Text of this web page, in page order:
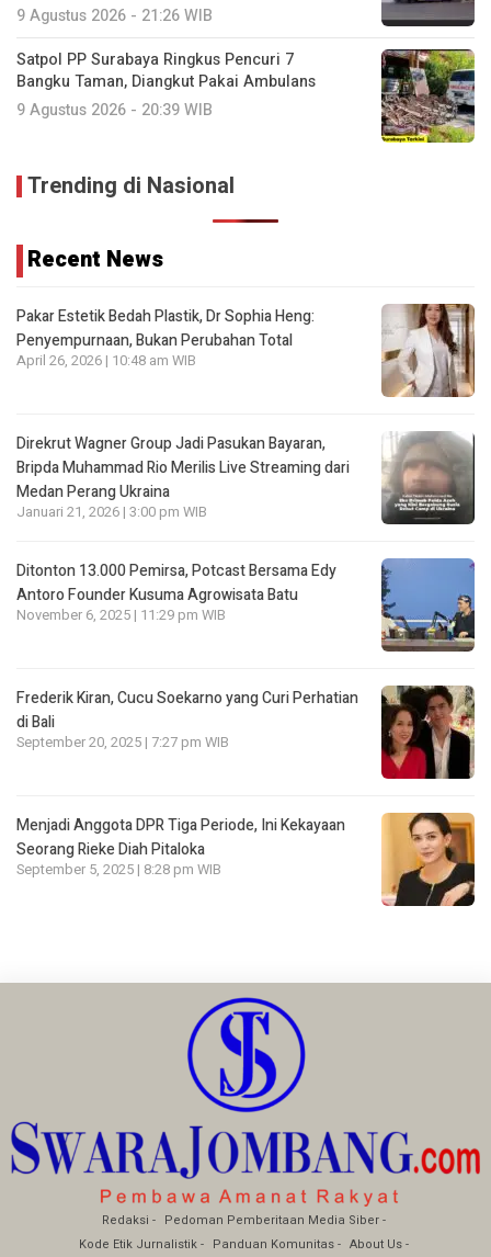
9 Agustus 2026 - 21:26 WIB
Satpol PP Surabaya Ringkus Pencuri 7
Bangku Taman, Diangkut Pakai Ambulans
9 Agustus 2026 - 20:39 WIB
Trending di Nasional
Recent News
Pakar Estetik Bedah Plastik, Dr Sophia Heng:
Penyempurnaan, Bukan Perubahan Total
April 26, 2026 | 10:48 am WIB
Direkrut Wagner Group Jadi Pasukan Bayaran,
Bripda Muhammad Rio Merilis Live Streaming dari
Medan Perang Ukraina
Januari 21, 2026 | 3:00 pm WIB
Ditonton 13.000 Pemirsa, Potcast Bersama Edy
Antoro Founder Kusuma Agrowisata Batu
November 6, 2025 | 11:29 pm WIB
Frederik Kiran, Cucu Soekarno yang Curi Perhatian
di Bali
September 20, 2025 | 7:27 pm WIB
Menjadi Anggota DPR Tiga Periode, Ini Kekayaan
Seorang Rieke Diah Pitaloka
September 5, 2025 | 8:28 pm WIB
Redaksi
Pedoman Pemberitaan Media Siber
Kode Etik Jurnalistik
Panduan Komunitas About Us